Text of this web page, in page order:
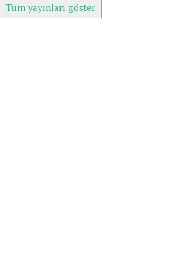
Tüm yayınları göster